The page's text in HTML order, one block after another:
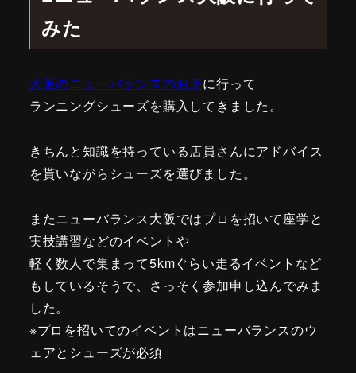
みた
大阪のニューバランスのお店に行って
ランニングシューズを購入してきました。
きちんと知識を持っている店員さんにアドバイス
を貰いながらシューズを選びました。
またニューバランス大阪ではプロを招いて座学と
実技講習などのイベントや
軽く数人で集まって5kmぐらい走るイベントなど
もしているそうで、さっそく参加申し込んでみま
した。
※プロを招いてのイベントはニューバランスのウ
ェアとシューズが必須